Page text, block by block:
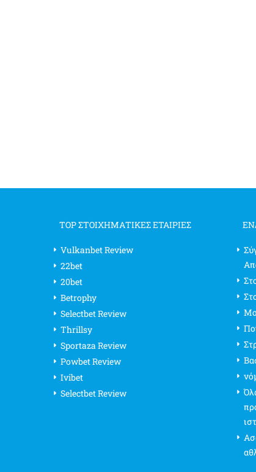
TOP ΣΤΟΙΧΗΜΑΤΙΚΕΣ ΕΤΑΙΡΙΕΣ
Vulkanbet Review
22bet
20bet
Betrophy
Selectbet Review
Thrillsy
Sportaza Review
Powbet Review
Ivibet
Selectbet Review